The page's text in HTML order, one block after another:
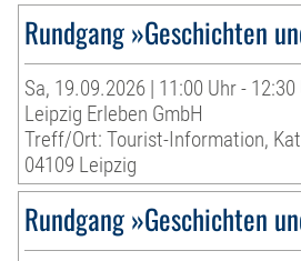
Rundgang »Geschichten
Sa, 19.09.2026 | 11:00 Uhr - 12:30
Leipzig Erleben GmbH
Treff/Ort: Tourist-Information,
04109 Leipzig
Rundgang »Geschichten